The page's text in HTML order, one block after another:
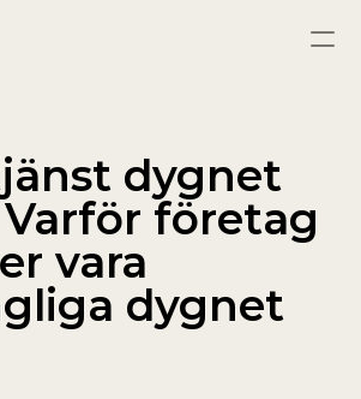
LÖSNINGAR
Kundtjänst
svar och färre problem genom
och konsekvent hjälp
Säljare
svara på frågor och vägled
dygnet
företag
vara
dygnet